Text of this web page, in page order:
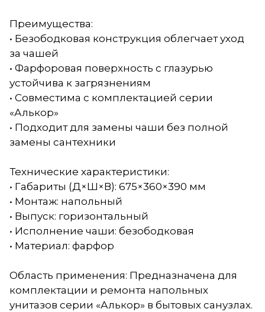
Преимущества:
• Безободковая конструкция облегчает уход
за чашей
• Фарфоровая поверхность с глазурью
устойчива к загрязнениям
• Совместима с комплектацией серии
«Алькор»
• Подходит для замены чаши без полной
замены сантехники
Технические характеристики:
• Габариты (Д×Ш×В): 675×360×390 мм
• Монтаж: напольный
• Выпуск: горизонтальный
• Исполнение чаши: безободковая
• Материал: фарфор
Область применения: Предназначена для
комплектации и ремонта напольных
унитазов серии «Алькор» в бытовых санузлах.